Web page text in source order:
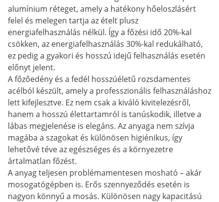
alumínium réteget, amely a hatékony hőeloszlásért
felel és melegen tartja az ételt plusz
energiafelhasználás nélkül. Így a főzési idő 20%-kal
csökken, az energiafelhasználás 30%-kal redukálható,
ez pedig a gyakori és hosszú idejű felhasználás esetén
előnyt jelent.
A főzőedény és a fedél hosszúéletű rozsdamentes
acélból készült, amely a professzionális felhasználáshoz
lett kifejlesztve. Ez nem csak a kiváló kivitelezésről,
hanem a hosszú élettartamról is tanúskodik, illetve a
lábas megjelenése is elegáns. Az anyaga nem szívja
magába a szagokat és különösen higiénikus, így
lehetővé téve az egészséges és a környezetre
ártalmatlan főzést.
A anyag teljesen problémamentesen mosható – akár
mosogatógépben is. Erős szennyeződés esetén is
nagyon könnyű a mosás. Különösen nagy kapacitású